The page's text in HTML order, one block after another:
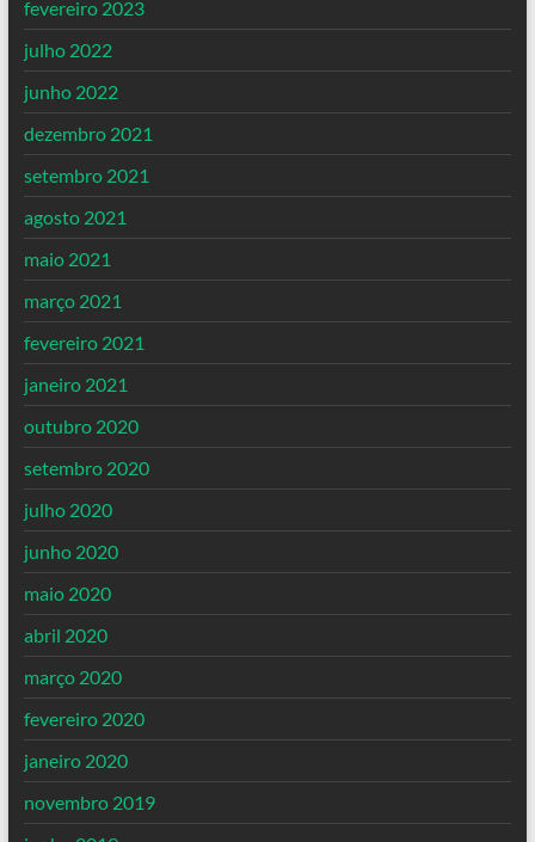
fevereiro 2023
julho 2022
junho 2022
dezembro 2021
setembro 2021
agosto 2021
maio 2021
março 2021
fevereiro 2021
janeiro 2021
outubro 2020
setembro 2020
julho 2020
junho 2020
maio 2020
abril 2020
março 2020
fevereiro 2020
janeiro 2020
novembro 2019